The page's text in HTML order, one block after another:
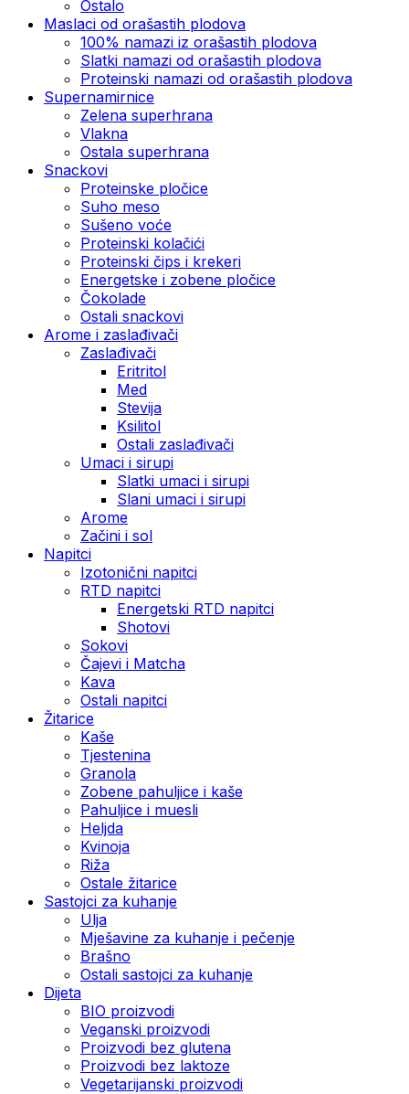
Ostalo
Maslaci od orašastih plodova
100% namazi iz orašastih plodova
Slatki namazi od orašastih plodova
Proteinski namazi od orašastih plodova
Supernamirnice
Zelena superhrana
Vlakna
Ostala superhrana
Snackovi
Proteinske pločice
Suho meso
Sušeno voće
Proteinski kolačići
Proteinski čips i krekeri
Energetske i zobene pločice
Čokolade
Ostali snackovi
Arome i zaslađivači
Zaslađivači
Eritritol
Med
Stevija
Ksilitol
Ostali zaslađivači
Umaci i sirupi
Slatki umaci i sirupi
Slani umaci i sirupi
Arome
Začini i sol
Napitci
Izotonični napitci
RTD napitci
Energetski RTD napitci
Shotovi
Sokovi
Čajevi i Matcha
Kava
Ostali napitci
Žitarice
Kaše
Tjestenina
Granola
Zobene pahuljice i kaše
Pahuljice i muesli
Heljda
Kvinoja
Riža
Ostale žitarice
Sastojci za kuhanje
Ulja
Mješavine za kuhanje i pečenje
Brašno
Ostali sastojci za kuhanje
Dijeta
BIO proizvodi
Veganski proizvodi
Proizvodi bez glutena
Proizvodi bez laktoze
Vegetarijanski proizvodi